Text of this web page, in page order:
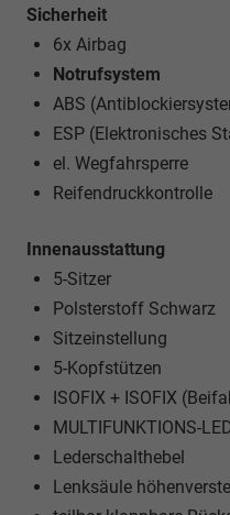
Sicherheit
6x Airbag
Notrufsystem
ABS
ESP (Elektronisches
el. Wegfahrsperre
Reifendruckkontrolle
Innenausstattung
5-Sitzer
Polsterstoff Schwarz
Sitzeinstellung
5-Kopfstützen
ISOFIX + ISOFIX
MULTIFUNKTIONS-
Lederschalthebel
Lenksäule